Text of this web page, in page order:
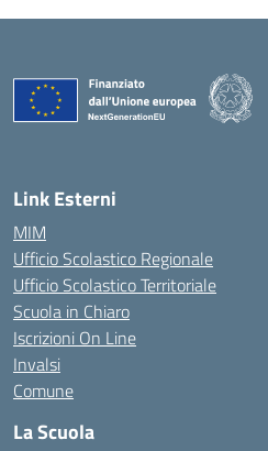
Link Esterni
MIM
Ufficio Scolastico Regionale
Ufficio Scolastico Territoriale
Scuola in Chiaro
Iscrizioni On Line
Invalsi
Comune
La Scuola